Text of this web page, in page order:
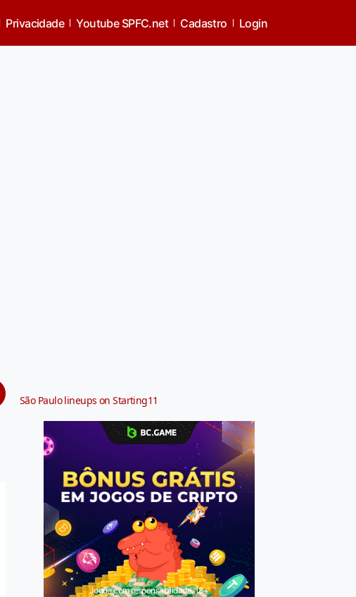
Privacidade Youtube SPFC.net Cadastro Login
São Paulo lineups on Starting11
Jogue com responsabilidade. 18+